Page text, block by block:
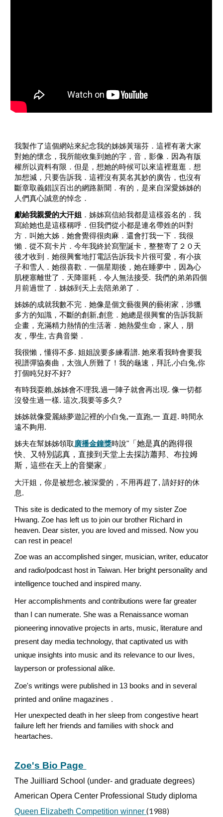
我製作了這個網站來紀念我的姊姊黃瑞芬．這裡有著大家
對她的懷念，我所能收集到她的字，音，影像．因為有版
權所以資料有限．但是，想她的時候可以來這裡逛逛．想
加想減，只要告訴我．這裡沒有莫名其妙的廣告，也沒有
斷章取義錯誤百出的網路新聞．有的，是來自深愛姊姊的
人們真心誠意的悼念．
獻給我親愛的大汗姐 ．姊姊寫信給我都是這樣簽名的．我
寫給她也是這樣稱呼．但我們從小都是連名帶姓的叫對
方．叫她大姊．她會覺得很肉麻．還會打我一下．我很
懶．從不寫卡片．今年我終於寫聖誕卡，整整寄了２０天
後才收到．她很興奮地打電話告訴我卡片很可愛，有小孩
子和雪人．她很喜歡．一個星期後，她在睡夢中，因為心
肌梗塞離世了．天降噩耗．令人無法接受. 我們的弟弟四個
月前過世了．姊姊到天上去陪弟弟了．
姊姊的成就我數不完．她像是個文藝復興的藝術家，涉獵
多方的知識，不斷的創新,創意 ．她總是很興奮的告訴我新
企畫，充滿精力熱情的生活著．她熱愛生命，家人，朋
友，學生, 古典音樂．
我很懶，懂得不多. 姐姐說要多練看譜. 她來看我時會要我
視譜彈協奏曲，太強人所難了！我的龜速 ，拜託,小白兔,你
打個盹兒好不好?
有時我耍賴,姊姊會不理我.過一陣子就會再出現. 像一切都
沒發生過一樣. 這次,我要等多久?
姊姊就像愛麗絲夢遊記裡的小白兔,一直跑,一 直趕. 時間永
遠不夠用.
姊夫在幫姊姊領取 廣播金鐘獎時說" 「她是真的跑得很
快、又特別認真，直接到天堂上去採訪蕭邦、布拉姆
斯，這些在天上的音樂家」
大汗姐，你是被想念,被深愛的，不用再趕了, 請好好的休
息.
This site is dedicated to the memory of my sister Zoe
Hwang. Zoe has left us to join our brother Richard in
heaven. Dear sister, you are loved and missed. Now you
can rest in peace!
Zoe was an accomplished singer, musician, writer,
and radio/podcast host in Taiwan. Her bright personality and
intelligence touched and inspired many.
Her accomplishments and contributions were far greater
than I can numerate. She was a Renaissance woman
pioneering innovative projects in arts, music, literature and
present day media technology, that captivated us with
unique insights into music and its relevance to our lives,
layperson or professional alike.
Zoe's writings were published in 13 books and in several
printed and online magazines .
Her unexpected death in her sleep from congestive heart
failure left her friends and families with shock and
heartaches.
Zoe's Bio Page
The Juilliard School (under- and graduate degrees)
American Opera Center Professional Study diploma
Queen Elizabeth Competition winner (1988)